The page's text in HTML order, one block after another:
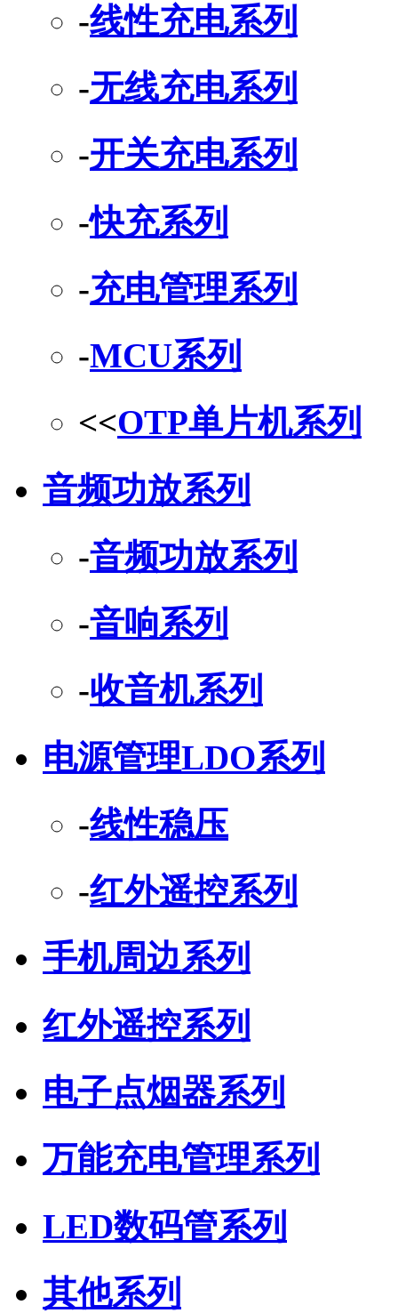
-线性充电系列
-无线充电系列
-开关充电系列
-快充系列
-充电管理系列
-MCU系列
<<OTP单片机系列
音频功放系列
-音频功放系列
-音响系列
-收音机系列
电源管理LDO系列
-线性稳压
-红外遥控系列
手机周边系列
红外遥控系列
电子点烟器系列
万能充电管理系列
LED数码管系列
其他系列